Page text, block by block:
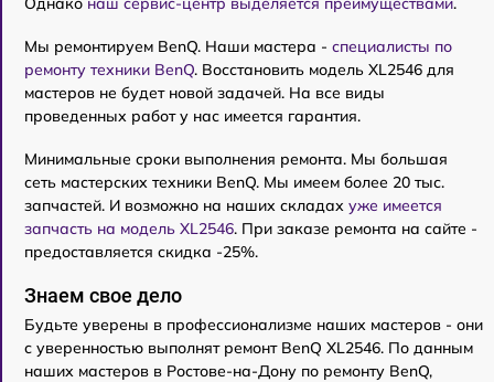
Мы ремонтируем BenQ. Наши мастера - специалисты по
ремонту техники BenQ. Восстановить модель XL2546 для
мастеров не будет новой задачей. На все виды
проведенных работ у нас имеется гарантия.
Минимальные сроки выполнения ремонта. Мы большая
сеть мастерских техники BenQ. Мы имеем более 20 тыс.
запчастей. И возможно на наших складах уже имеется
запчасть на модель XL2546. При заказе ремонта на сайте -
предоставляется скидка -25%.
Знаем свое дело
Будьте уверены в профессионализме наших мастеров - они
с уверенностью выполнят ремонт BenQ XL2546. По данным
наших мастеров в Ростове-на-Дону по ремонту BenQ,